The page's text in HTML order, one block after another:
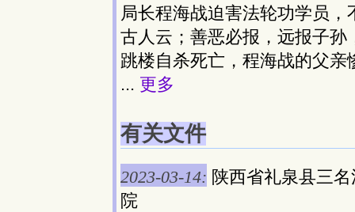
局长程海战迫害法轮功学员
古人云；善恶必报，远报子
跳楼自杀死亡，程海战的父
... 更多
有关文件
2023-03-14: 陕西省礼泉县三
院